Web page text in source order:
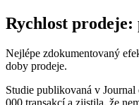
Rychlost
Nejlépe zdokumentovaný
doby prodeje.
Studie publikovaná v Journal
000 transakcí a zjistila, že